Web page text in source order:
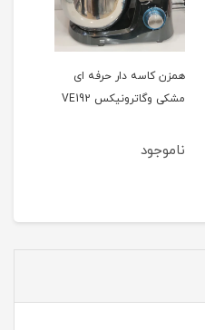
همزن کاسه دار حرفه ای
مشکی وگاترونیکس VE192
ناموجود